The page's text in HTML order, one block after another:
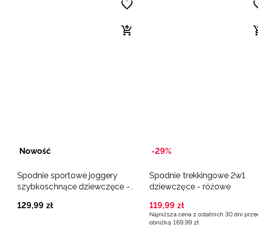
Nowość
Spodnie sportowe joggery
szybkoschnące dziewczęce -
129,99 zł
-29%
Spodnie trekkingowe 2w1
dziewczęce - różowe
119,99 zł
Najniższa cena z ostatnich 30 dni
obniżką 169,99 zł